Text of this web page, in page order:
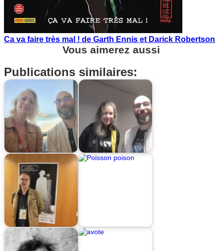
Ca va faire très mal ! de Garth Ennis et Darick Robertson
Vous aimerez aussi
Publications similaires: